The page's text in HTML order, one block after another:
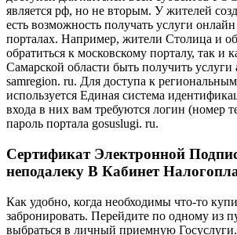
является рф, но не вторым. У жителей
есть возможность получать услуги
порталах. Например, жители Столица и
обратиться к московскому порталу, так и
Самарской области быть получить услуги
samregion. ru. Для доступа к
используется Единая система
входа в них вам требуются логин
пароль портала gosuslugi. ru.
Сертификат Электронной
неподалеку В Кабинет
Как удобно, когда необходимы что-то
забронировать. Перейдите по одному из
выбраться в личный приемную